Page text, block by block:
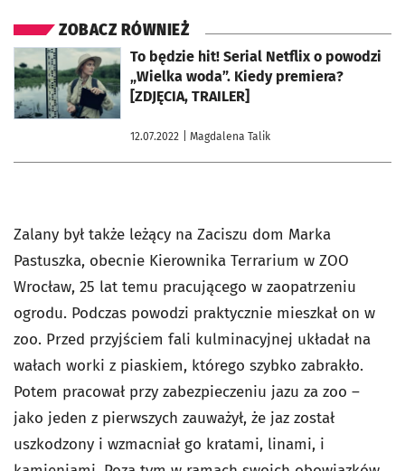
ZOBACZ RÓWNIEŻ
To będzie hit! Serial Netflix o powodzi
„Wielka woda”. Kiedy premiera?
[ZDJĘCIA, TRAILER]
12.07.2022 | Magdalena Talik
otworzy się w nowej karcie
Zalany był także leżący na Zaciszu dom Marka
Pastuszka, obecnie Kierownika Terrarium w ZOO
Wrocław, 25 lat temu pracującego w zaopatrzeniu
ogrodu. Podczas powodzi praktycznie mieszkał on w
zoo. Przed przyjściem fali kulminacyjnej układał na
wałach worki z piaskiem, którego szybko zabrakło.
Potem pracował przy zabezpieczeniu jazu za zoo –
jako jeden z pierwszych zauważył, że jaz został
uszkodzony i wzmacniał go kratami, linami, i